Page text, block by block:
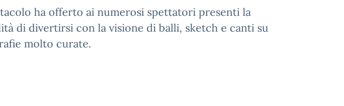
ha offerto ai numerosi spettatori presenti la
di divertirsi con la visione di balli, sketch e canti su
molto curate.